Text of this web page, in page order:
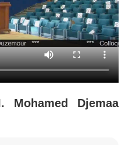
Mohamed Djemaa